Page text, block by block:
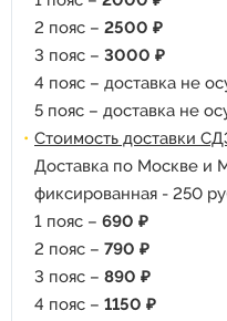
2 пояс – 2500 ₽
3 пояс – 3000 ₽
4 пояс – доставка не
5 пояс – доставка не
Стоимость доставки
Доставка по Москве и
фиксированная - 250
1 пояс – 690 ₽
2 пояс – 790 ₽
3 пояс – 890 ₽
4 пояс – 1150 ₽